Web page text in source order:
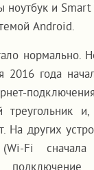
и Smart
Android.
нормально.
2016 года
и,
На других
Fi